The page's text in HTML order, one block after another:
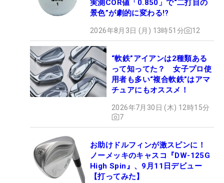
実測COR値「0.850」で“二打目の
景色”が劇的に変わる!?
2026年8月3日 (月) 13時51分 12
“軟鉄”アイアンは2種類ある
って知ってた？ 女子プロ使
用者も多い“複合軟鉄”はアマ
チュアにもオススメ！
2026年7月30日 (木) 12時15分
7
お助けドルフィンが激スピンに！
ノーメッキのキャスコ『DW-125G
High Spin』、9月11日デビュー
【打ってみた】